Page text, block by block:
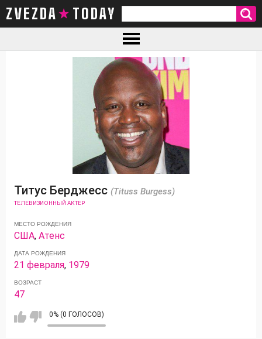
ZVEZDA TODAY
Титус Берджесс (Tituss Burgess)
ТЕЛЕВИЗИОННЫЙ АКТЕР
МЕСТО РОЖДЕНИЯ
США,Атенс
ДАТА РОЖДЕНИЯ
21 февраля, 1979
ВОЗРАСТ
47
0% (0 ГОЛОСОВ)